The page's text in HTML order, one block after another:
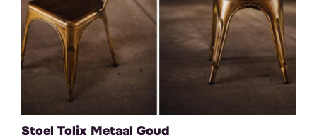
Stoel Tolix Metaal Goud